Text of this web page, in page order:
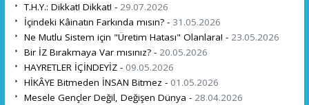
T.H.Y.: Dikkat! Dikkat! - 29.07.2026
İçindeki Kâinatın Farkında mısın? - 31.05.2026
Ne Mutlu Sistem için "Üretim Hatası" Olanlara! - 23.05.2026
Bir İZ Bırakmaya Var mısınız? - 20.05.2026
HAYRETLER İÇİNDEYİZ - 09.05.2026
HİKÂYE Bitmeden İNSAN Bitmez - 01.05.2026
Mesele Gençler Değil, Değişen Dünya - 28.04.2026